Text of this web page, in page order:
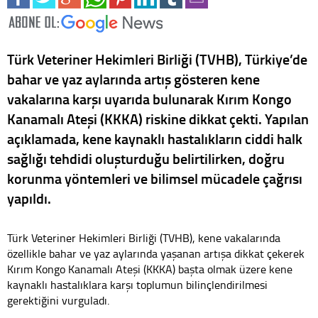
Türk Veteriner Hekimleri Birliği (TVHB), Türkiye’de
bahar ve yaz aylarında artış gösteren kene
vakalarına karşı uyarıda bulunarak Kırım Kongo
Kanamalı Ateşi (KKKA) riskine dikkat çekti. Yapılan
açıklamada, kene kaynaklı hastalıkların ciddi halk
sağlığı tehdidi oluşturduğu belirtilirken, doğru
korunma yöntemleri ve bilimsel mücadele çağrısı
yapıldı.
Türk Veteriner Hekimleri Birliği (TVHB), kene vakalarında
özellikle bahar ve yaz aylarında yaşanan artışa dikkat çekerek
Kırım Kongo Kanamalı Ateşi (KKKA) başta olmak üzere kene
kaynaklı hastalıklara karşı toplumun bilinçlendirilmesi
gerektiğini vurguladı.